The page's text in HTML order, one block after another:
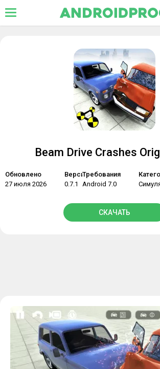
Beam Drive Crashes
Обновлено
27 июля 2026
Версия
0.7.1
Требования
Android 7.0
СКАЧАТЬ